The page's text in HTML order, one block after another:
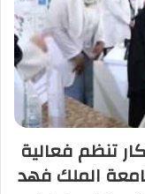
تنظم فعالية
الملك فهد